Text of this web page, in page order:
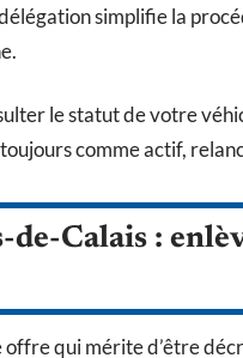
simplifie la
le statut de votre
comme actif,
de-Calais :
qui mérite d’être